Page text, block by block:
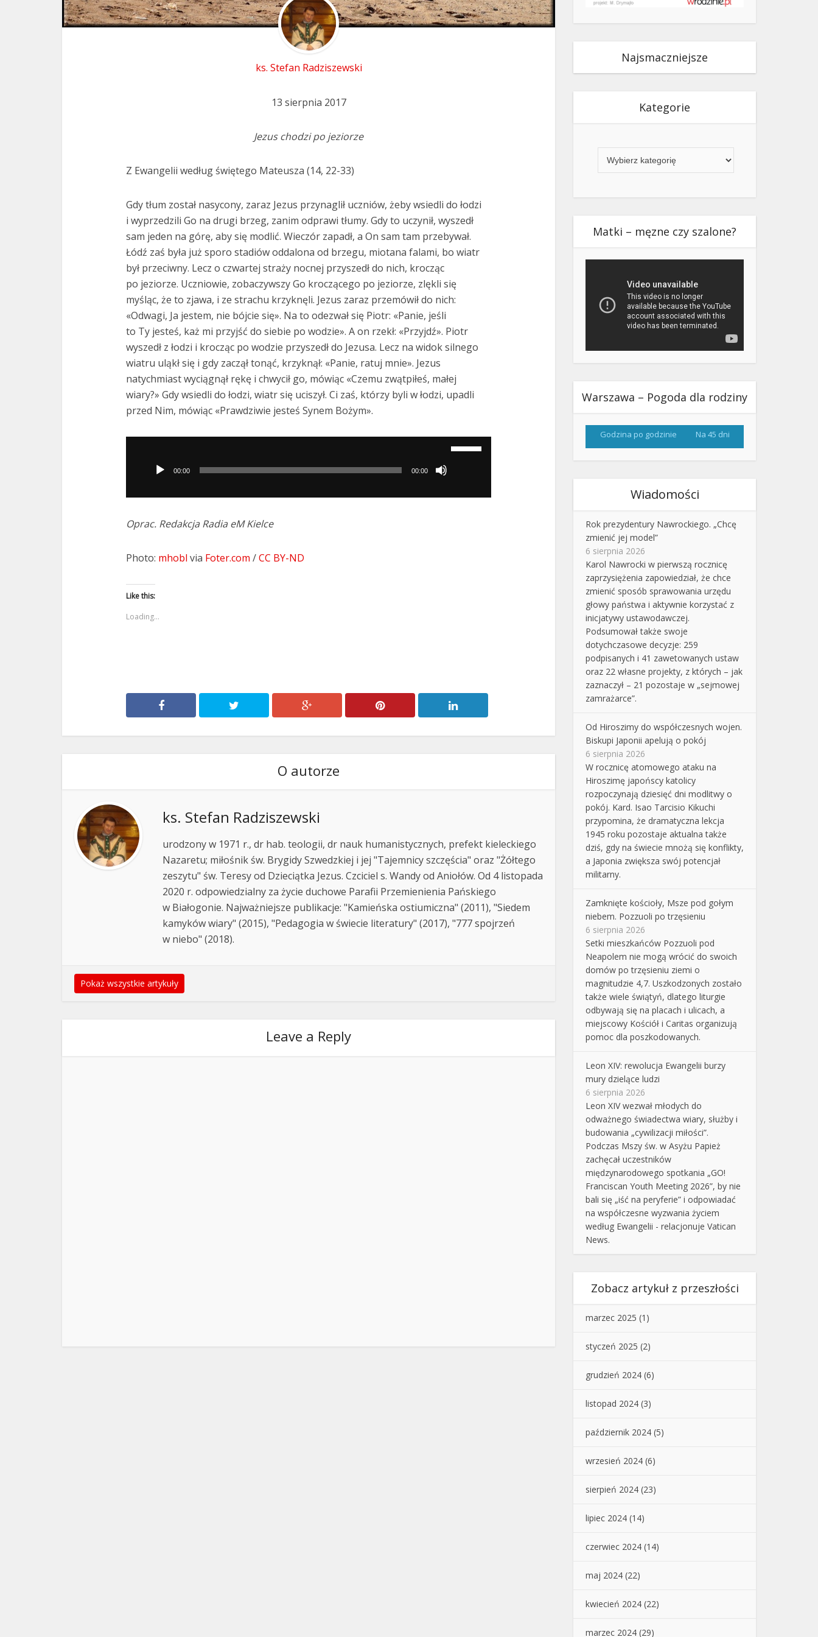
ks. Stefan Radziszewski
13 sierpnia 2017
Jezus chodzi po jeziorze
Z Ewangelii według świętego Mateusza (14, 22-33)
Gdy tłum został nasycony, zaraz Jezus przynaglił uczniów, żeby wsiedli do łodzi
i wyprzedzili Go na drugi brzeg, zanim odprawi tłumy. Gdy to uczynił, wyszedł
sam jeden na górę, aby się modlić. Wieczór zapadł, a On sam tam przebywał.
Łódź zaś była już sporo stadiów oddalona od brzegu, miotana falami, bo wiatr
był przeciwny. Lecz o czwartej straży nocnej przyszedł do nich, krocząc
po jeziorze. Uczniowie, zobaczywszy Go kroczącego po jeziorze, zlękli się
myśląc, że to zjawa, i ze strachu krzyknęli. Jezus zaraz przemówił do nich:
«Odwagi, Ja jestem, nie bójcie się». Na to odezwał się Piotr: «Panie, jeśli
to Ty jesteś, każ mi przyjść do siebie po wodzie». A on rzekł: «Przyjdź». Piotr
wyszedł z łodzi i krocząc po wodzie przyszedł do Jezusa. Lecz na widok silnego
wiatru uląkł się i gdy zaczął tonąć, krzyknął: «Panie, ratuj mnie». Jezus
natychmiast wyciągnął rękę i chwycił go, mówiąc «Czemu zwątpiłeś, małej
wiary?» Gdy wsiedli do łodzi, wiatr się uciszył. Ci zaś, którzy byli w łodzi, upadli
przed Nim, mówiąc «Prawdziwie jesteś Synem Bożym».
dźwiękowych
00:00 00:00
Oprac. Redakcja Radia eM Kielce
Photo: mhobl via Foter.com /CC BY-ND
Like this:
Loading...
O autorze
ks. Stefan Radziszewski
urodzony w 1971 r., dr hab. teologii, dr nauk humanistycznych, prefekt kieleckiego
Nazaretu; miłośnik św. Brygidy Szwedzkiej i jej "Tajemnicy szczęścia" oraz "Żółtego
zeszytu" św. Teresy od Dzieciątka Jezus. Czciciel s. Wandy od Aniołów. Od 4 listopada
2020 r. odpowiedzialny za życie duchowe Parafii Przemienienia Pańskiego
w Białogonie. Najważniejsze publikacje: "Kamieńska ostiumiczna" (2011), "Siedem
kamyków wiary" (2015), "Pedagogia w świecie literatury" (2017), "777 spojrzeń
w niebo" (2018).
Pokaż wszystkie artykuły
Leave a Reply
Najsmaczniejsze
Kategorie
Matki – męzne czy szalone?
Warszawa – Pogoda dla rodziny
Godzina po godzinie Na 45 dni
Wiadomości
Rok prezydentury Nawrockiego. „Chcę
zmienić jej model”
6 sierpnia 2026
Karol Nawrocki w pierwszą rocznicę
zaprzysiężenia zapowiedział, że chce
zmienić sposób sprawowania urzędu
głowy państwa i aktywnie korzystać z
inicjatywy ustawodawczej.
Podsumował także swoje
dotychczasowe decyzje: 259
podpisanych i 41 zawetowanych ustaw
oraz 22 własne projekty, z których – jak
zaznaczył – 21 pozostaje w „sejmowej
zamrażarce”.
Od Hiroszimy do współczesnych wojen.
Biskupi Japonii apelują o pokój
6 sierpnia 2026
W rocznicę atomowego ataku na
Hiroszimę japońscy katolicy
rozpoczynają dziesięć dni modlitwy o
pokój. Kard. Isao Tarcisio Kikuchi
przypomina, że dramatyczna lekcja
1945 roku pozostaje aktualna także
dziś, gdy na świecie mnożą się konflikty,
a Japonia zwiększa swój potencjał
militarny.
Zamknięte kościoły, Msze pod gołym
niebem. Pozzuoli po trzęsieniu
6 sierpnia 2026
Setki mieszkańców Pozzuoli pod
Neapolem nie mogą wrócić do swoich
domów po trzęsieniu ziemi o
magnitudzie 4,7. Uszkodzonych zostało
także wiele świątyń, dlatego liturgie
odbywają się na placach i ulicach, a
miejscowy Kościół i Caritas organizują
pomoc dla poszkodowanych.
Leon XIV: rewolucja Ewangelii burzy
mury dzielące ludzi
6 sierpnia 2026
Leon XIV wezwał młodych do
odważnego świadectwa wiary, służby i
budowania „cywilizacji miłości”.
Podczas Mszy św. w Asyżu Papież
zachęcał uczestników
międzynarodowego spotkania „GO!
Franciscan Youth Meeting 2026”, by nie
bali się „iść na peryferie” i odpowiadać
na współczesne wyzwania życiem
według Ewangelii - relacjonuje Vatican
News.
Zobacz artykuł z przeszłości
marzec 2025 (1)
styczeń 2025 (2)
grudzień 2024 (6)
listopad 2024 (3)
październik 2024 (5)
wrzesień 2024 (6)
sierpień 2024 (23)
lipiec 2024 (14)
czerwiec 2024 (14)
maj 2024 (22)
kwiecień 2024 (22)
marzec 2024 (29)